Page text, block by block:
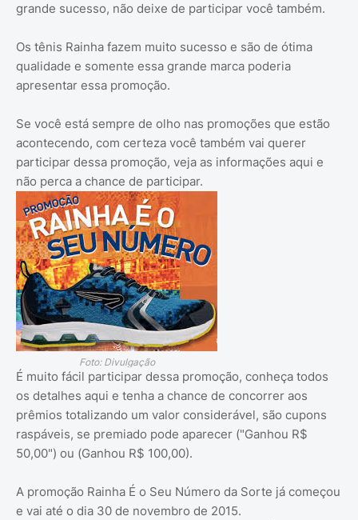
grande sucesso, não deixe de participar você também.
Os tênis Rainha fazem muito sucesso e são de ótima
qualidade e somente essa grande marca poderia
apresentar essa promoção.
Se você está sempre de olho nas promoções que estão
acontecendo, com certeza você também vai querer
participar dessa promoção, veja as informações aqui e
não perca a chance de participar.
Foto: Divulgação
É muito fácil participar dessa promoção, conheça todos
os detalhes aqui e tenha a chance de concorrer aos
prêmios totalizando um valor considerável, são cupons
raspáveis, se premiado pode aparecer ("Ganhou R$
50,00") ou (Ganhou R$ 100,00).
A promoção Rainha É o Seu Número da Sorte já começou
e vai até o dia 30 de novembro de 2015.